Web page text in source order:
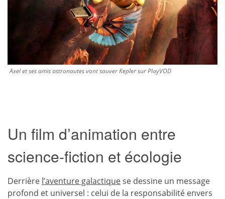
Axel et ses amis astronautes vont sauver Kepler sur PlayVOD
Un film d’animation entre
science-fiction et écologie
Derrière l’aventure galactiquese dessine un message
profond et universel : celui de la responsabilité envers